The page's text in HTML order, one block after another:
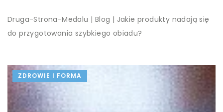
Druga-Strona-Medalu | Blog | Jakie produkty nadają się
do przygotowania szybkiego obiadu?
ZDROWIE I FORMA